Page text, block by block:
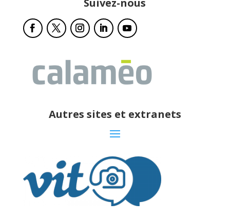
Autres sites et extranets